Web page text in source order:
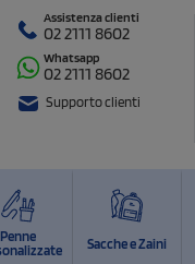
Assistenza clienti
02 2111 8602
Whatsapp
02 2111 8602
Supporto clienti
Penne
Sacche e Zaini